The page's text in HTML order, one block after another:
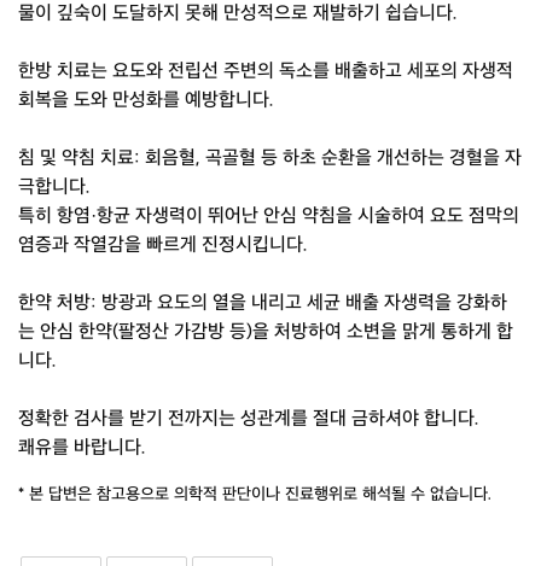
물이 깊숙이 도달하지 못해 만성적으로 재발하기 쉽습니다.
한방 치료는 요도와 전립선 주변의 독소를 배출하고 세포의 자생적
회복을 도와 만성화를 예방합니다.
침 및 약침 치료: 회음혈, 곡골혈 등 하초 순환을 개선하는 경혈을 자
극합니다.
특히 항염·항균 자생력이 뛰어난 안심 약침을 시술하여 요도 점막의
염증과 작열감을 빠르게 진정시킵니다.
한약 처방: 방광과 요도의 열을 내리고 세균 배출 자생력을 강화하
는 안심 한약(팔정산 가감방 등)을 처방하여 소변을 맑게 통하게 합
니다.
정확한 검사를 받기 전까지는 성관계를 절대 금하셔야 합니다.
쾌유를 바랍니다.
* 본 답변은 참고용으로 의학적 판단이나 진료행위로 해석될 수 없습니다.